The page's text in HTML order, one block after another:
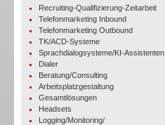
Recruiting-Qualifizierung-Zeitarbeit
Telefonmarketing Inbound
Telefonmarketing Outbound
TK/ACD-Systeme
Sprachdialogsysteme/KI-Assistenten
Dialer
Beratung/Consulting
Arbeitsplatzgestaltung
Gesamtlösungen
Headsets
Logging/Monitoring/